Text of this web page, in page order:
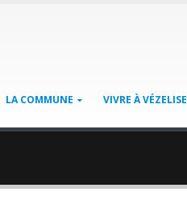
LA COMMUNE VIVRE À VÉZELISE